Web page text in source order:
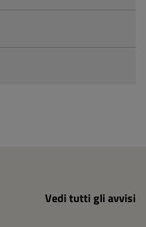
Vedi tutti gli avvisi